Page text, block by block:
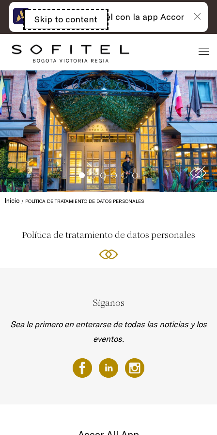
Skip to content
Open
acessibility
panel
Inicio POLÍTICA DE TRATAMIENTO DE DATOS PERSONALES
Política de tratamiento de datos personales
Síganos
Sea le primero en enterarse de todas las noticias y los
eventos.
Lo mejor de Sofitel con la app Accor